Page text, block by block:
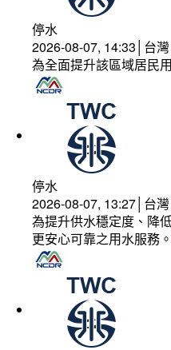
停水
2026-08-07, 14:33│台
為全面提升該區域居民
停水
2026-08-07, 13:27│台
為提升供水穩定度、降
更安心可靠之用水服務。